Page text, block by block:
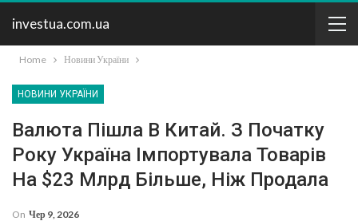
investua.com.ua
Home Новини України
НОВИНИ УКРАЇНИ
Валюта Пішла В Китай. З Початку
Року Україна Імпортувала Товарів
На $23 Млрд Більше, Ніж Продала
On Чер 9, 2026